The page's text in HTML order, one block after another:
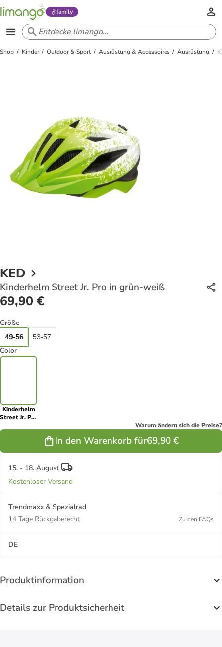
family
Shop Kinder Outdoor & Sport Ausrüstung & Accessoires Ausrüstung
KED
Kinderhelm Street Jr. Pro in grün-weiß
69,90 €
Größe
49-56 53-57
Color
Kinderhelm
Street Jr. Pro
Warum ändern sich die Preise?
In den Warenkorb für69,90 €
15. - 18. August
Kostenloser Versand
Trendmaxx & Spezialrad
14 Tage Rückgaberecht
Zu den FAQs
DE
Produktinformation
Details zur Produktsicherheit